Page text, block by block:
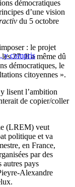
démocratiques
d’une vision
du 5 octobre
y compris
: le projet
les 27. Il a même dû
démocratiques, le
citoyennes ».
lisent l’ambition
de copier/coller
(LREM) veut
politique et va
en France,
par des
autres pays
Alexandre